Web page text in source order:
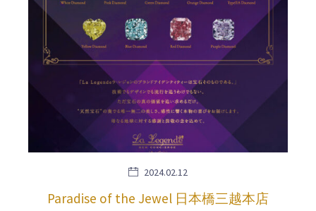
2024.02.12
Paradise of the Jewel 日本橋三越本店